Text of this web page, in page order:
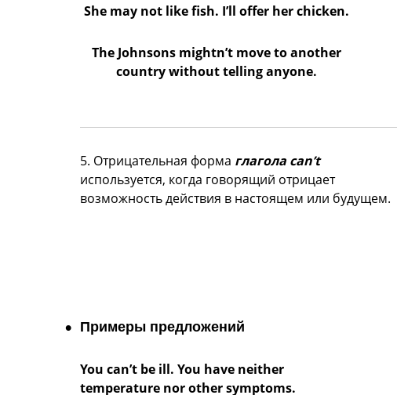
She may not like fish. I’ll offer her chicken.
The Johnsons mightn’t move to another
country without telling anyone.
5. Отрицательная форма глагола сan’t
используется, когда говорящий отрицает
возможность действия в настоящем или будущем.
Примеры предложений
You can’t be ill. You have neither
temperature nor other symptoms.